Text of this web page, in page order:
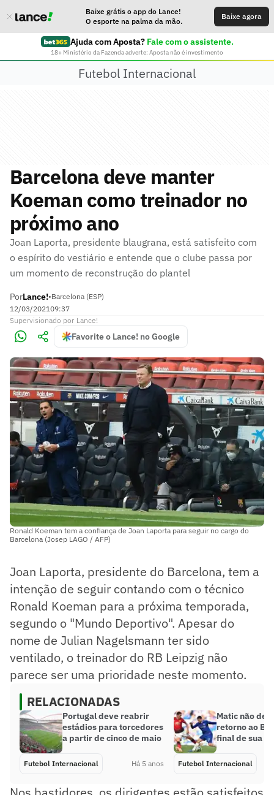
Baixe grátis o app do Lance!
O esporte na palma da mão.
Baixe agora
Ajuda com Aposta? Fale com o assistente.
18+ Ministério da Fazenda adverte: Aposta não é investimento
Futebol Internacional
Barcelona deve manter
Koeman como treinador no
próximo ano
Joan Laporta, presidente blaugrana, está satisfeito com
o espírito do vestiário e entende que o clube passa por
um momento de reconstrução do plantel
PorLance!•Barcelona (ESP)
12/03/202109:37
Supervisionado por Lance!
Favorite o Lance! no Google
Ronald Koeman tem a confiança de Joan Laporta para seguir no cargo do
Barcelona (Josep LAGO / AFP)
Joan Laporta, presidente do Barcelona, tem a
intenção de seguir contando com o técnico
Ronald Koeman para a próxima temporada,
segundo o "Mundo Deportivo". Apesar do
nome de Julian Nagelsmann ter sido
ventilado, o treinador do RB Leipzig não
parece ser uma prioridade neste momento.
RELACIONADAS
Portugal deve reabrir
estádios para torcedores
a partir de cinco de maio
Futebol Internacional Há 5 anos
Matic não
retorno ao
final de sua
Futebol Internacional